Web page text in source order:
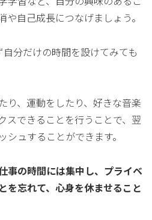
や自己成長につなげましょう。
分だけの時間を設けてみても
り、運動をしたり、好きな音楽
スできることを行うことで、翌
シュすることができます。
事の時間には集中し、プライベ
を忘れて、心身を休ませること